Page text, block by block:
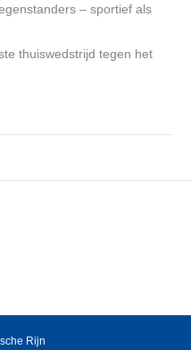
– sportief als
thuiswedstrijd tegen het
Rijn